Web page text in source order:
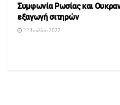
Συμφωνία Ρωσίας και
εξαγωγή σιτηρών
22 Ιουλίου 2022